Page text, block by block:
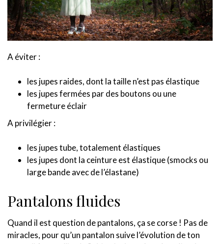
A éviter :
les jupes raides, dont la taille n’est pas élastique
les jupes fermées par des boutons ou une
fermeture éclair
A privilégier :
les jupes tube, totalement élastiques
les jupes dont la ceinture est élastique (smocks ou
large bande avec de l’élastane)
Pantalons fluides
Quand il est question de pantalons, ça se corse ! Pas de
miracles, pour qu’un pantalon suive l’évolution de ton